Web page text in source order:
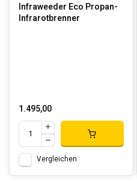
Infraweeder Eco Propan-
Infrarotbrenner
1.495,00
Vergleichen